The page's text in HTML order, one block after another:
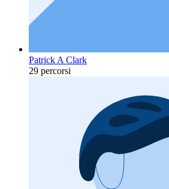
Patrick A Clark
29 percorsi